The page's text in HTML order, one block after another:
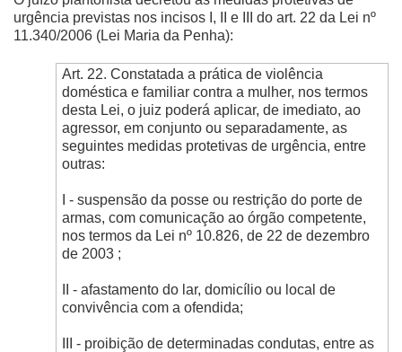
urgência previstas nos incisos I, II e III do art. 22 da Lei nº
11.340/2006 (Lei Maria da Penha):
Art. 22. Constatada a prática de violência
doméstica e familiar contra a mulher, nos termos
desta Lei, o juiz poderá aplicar, de imediato, ao
agressor, em conjunto ou separadamente, as
seguintes medidas protetivas de urgência, entre
outras:
I - suspensão da posse ou restrição do porte de
armas, com comunicação ao órgão competente,
nos termos da Lei nº 10.826, de 22 de dezembro
de 2003 ;
II - afastamento do lar, domicílio ou local de
convivência com a ofendida;
III - proibição de determinadas condutas, entre as